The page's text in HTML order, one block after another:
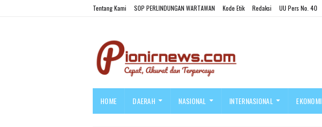
Tentang Kami SOP PERLINDUNGAN WARTAWAN Kode Etik Redaksi UU Pers No. 40
HOME DAERAH NASIONAL INTERNASIONAL EKONOMI